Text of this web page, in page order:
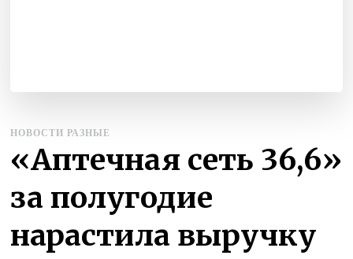
НОВОСТИ РАЗНЫЕ
«Аптечная сеть 36,6»
за полугодие
нарастила выручку